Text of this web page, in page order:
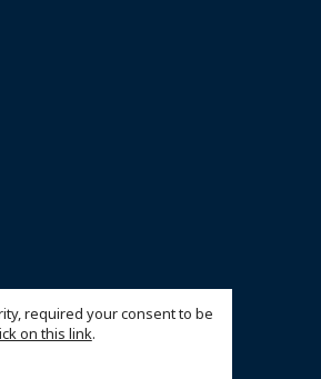
required your consent to be
on this link.